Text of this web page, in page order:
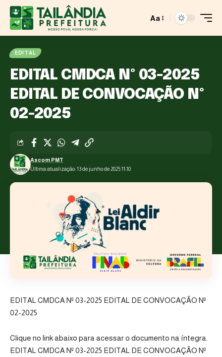
Aa
EDITAL
EDITAL CMDCA Nº 03-2025
EDITAL DE CONVOCAÇÃO Nº
02-2025
Última atualização: 13 de junho de 2025 11:10
Ascom PMT
EDITAL CMDCA Nº 03-2025 EDITAL DE CONVOCAÇÃO Nº
02-2025
Clique no link abaixo para acessar o documento na íntegra.
EDITAL CMDCA Nº 03-2025 EDITAL DE CONVOCAÇÃO Nº